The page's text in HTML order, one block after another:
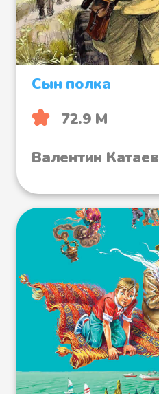
Сын полка
72.9 М
Валентин Катаев